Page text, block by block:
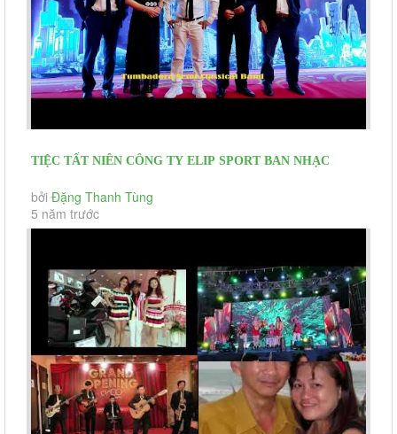
TIỆC TẤT NIÊN CÔNG TY ELIP SPORT BAN NHẠC
TUMBADORA HÒA TẤU SEMI CLASSIC
bởi Đặng Thanh Tùng
5 năm trước